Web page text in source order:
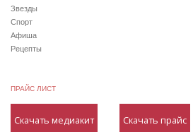
Звезды
Спорт
Афиша
Рецепты
ПРАЙС ЛИСТ
Скачать медиакит Скачать прайс